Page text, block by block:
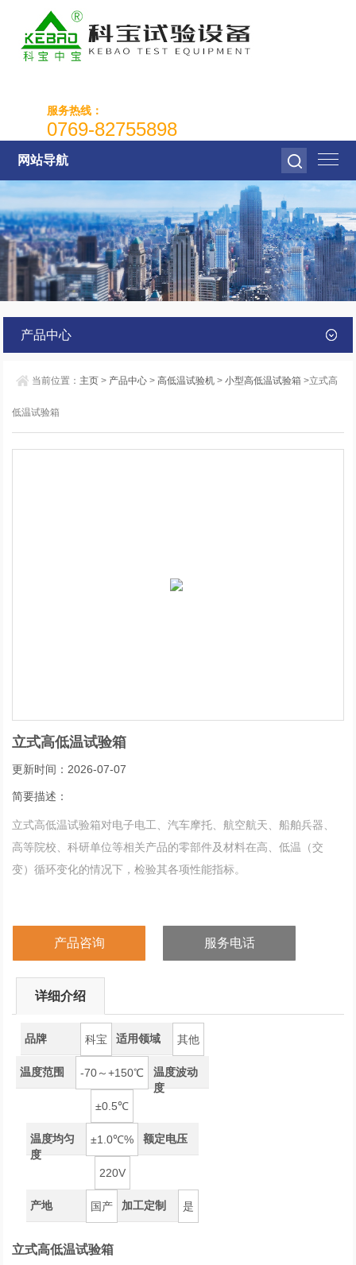
服务热线：
0769-82755898
网站导航
产品中心
当前位置： 主页 > 产品中心 >高低温试验机 >小型高低温试验箱 >立式高
低温试验箱
立式高低温试验箱
更新时间：2026-07-07
简要描述：
立式高低温试验箱对电子电工、汽车摩托、航空航天、船舶兵器、
高等院校、科研单位等相关产品的零部件及材料在高、低温（交
变）循环变化的情况下，检验其各项性能指标。
产品咨询 服务电话
详细介绍
品牌 科宝 适用领域 其他
温度范围 -70～+150℃
温度波动
度
±0.5℃
温度均匀
度
±1.0℃% 额定电压
220V
产地 国产 加工定制 是
立式高低温试验箱